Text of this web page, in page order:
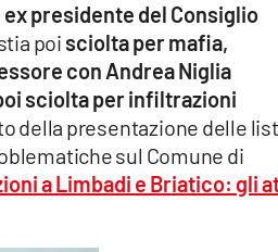
presidente del Consiglio
poi sciolta per mafia,
con Andrea Niglia
sciolta per infiltrazioni
della presentazione delle
sul Comune di
a Limbadi e Briatico: gli